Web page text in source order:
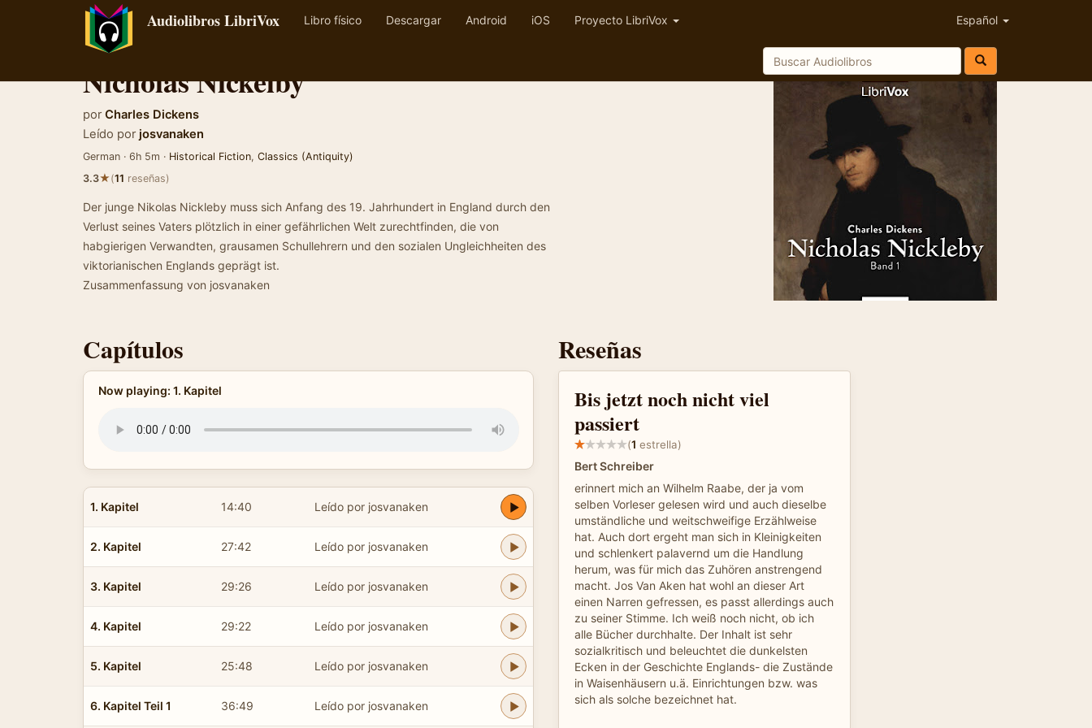
Audiolibros LibriVox Libro físico Descargar Android iOS Proyecto LibriVox Español
Nicholas Nickelby
por Charles Dickens
Leído por josvanaken
German · 6h 5m · Historical Fiction, Classics (Antiquity)
3.3★(11 reseñas)
Der junge Nikolas Nickleby muss sich Anfang des 19. Jahrhundert in England durch den
Verlust seines Vaters plötzlich in einer gefährlichen Welt zurechtfinden, die von
habgierigen Verwandten, grausamen Schullehrern und den sozialen Ungleichheiten des
viktorianischen Englands geprägt ist.
Zusammenfassung von josvanaken
Capítulos
Now playing: 1. Kapitel
1. Kapitel 14:40 Leído por josvanaken
2. Kapitel 27:42 Leído por josvanaken
3. Kapitel 29:26 Leído por josvanaken
4. Kapitel 29:22 Leído por josvanaken
5. Kapitel 25:48 Leído por josvanaken
6. Kapitel Teil 1 36:49 Leído por josvanaken
Reseñas
Bis jetzt noch nicht viel
passiert
(1 estrella)
Bert Schreiber
erinnert mich an Wilhelm Raabe, der ja vom
selben Vorleser gelesen wird und auch dieselbe
umständliche und weitschweifige Erzählweise
hat. Auch dort ergeht man sich in Kleinigkeiten
und schlenkert palavernd um die Handlung
herum, was für mich das Zuhören anstrengend
macht. Jos Van Aken hat wohl an dieser Art
einen Narren gefressen, es passt allerdings auch
zu seiner Stimme. Ich weiß noch nicht, ob ich
alle Bücher durchhalte. Der Inhalt ist sehr
sozialkritisch und beleuchtet die dunkelsten
Ecken in der Geschichte Englands- die Zustände
in Waisenhäusern u.ä. Einrichtungen bzw. was
sich als solche bezeichnet hat.